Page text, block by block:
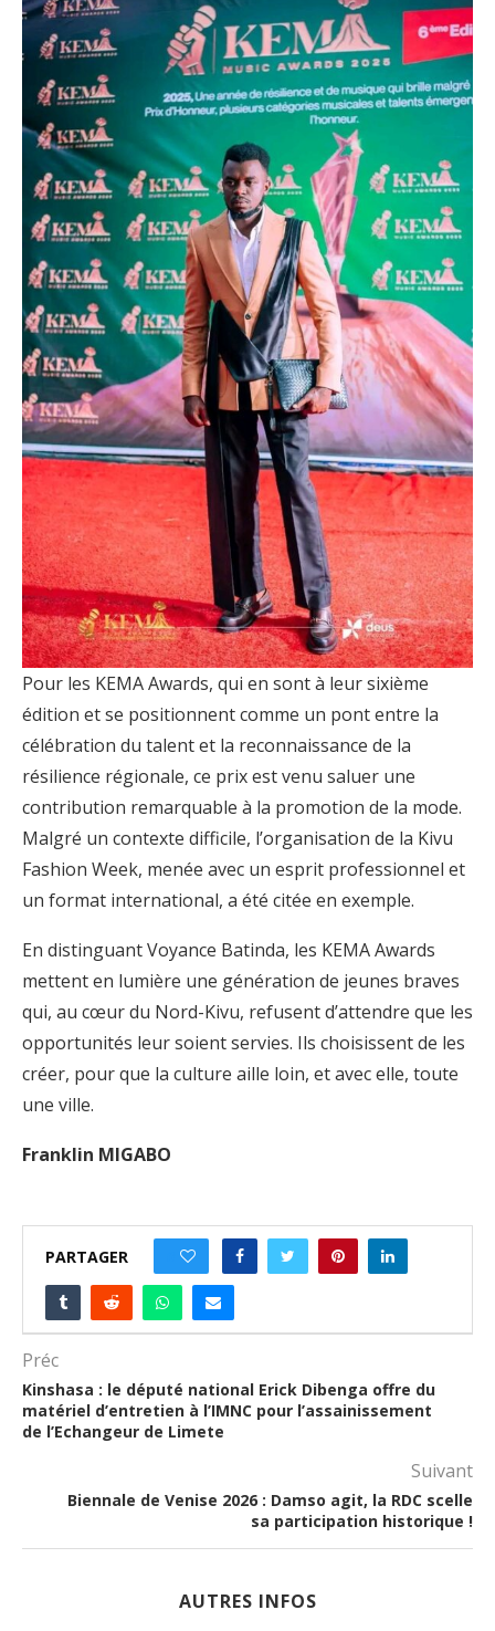
Pour les KEMA Awards, qui en sont à leur sixième
édition et se positionnent comme un pont entre la
célébration du talent et la reconnaissance de la
résilience régionale, ce prix est venu saluer une
contribution remarquable à la promotion de la mode.
Malgré un contexte difficile, l’organisation de la Kivu
Fashion Week, menée avec un esprit professionnel et
un format international, a été citée en exemple.
En distinguant Voyance Batinda, les KEMA Awards
mettent en lumière une génération de jeunes braves
qui, au cœur du Nord-Kivu, refusent d’attendre que les
opportunités leur soient servies. Ils choisissent de les
créer, pour que la culture aille loin, et avec elle, toute
une ville.
Franklin MIGABO
PARTAGER
Préc
Kinshasa : le député national Erick Dibenga offre du
matériel d’entretien à l’IMNC pour l’assainissement
de l’Echangeur de Limete
Suivant
Biennale de Venise 2026 : Damso agit, la RDC scelle
sa participation historique !
AUTRES INFOS